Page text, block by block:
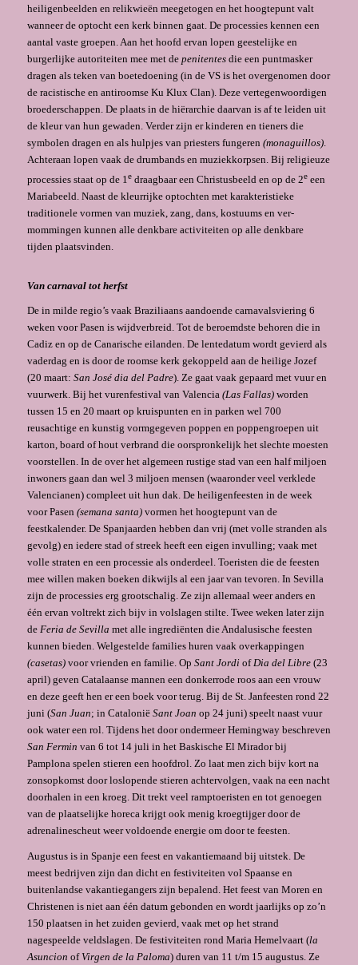
heiligenbeelden en relikwieën meegetogen en het hoog­tepunt valt
wanneer de optocht een kerk binnen gaat. De processies kennen een
aantal vaste groepen. Aan het hoofd ervan lopen geestelijke en
burgerlijke autoriteiten mee met de penitentesdie een puntmasker
dragen als teken van boetedoening (in de VS is het overgenomen door
de racistische en antiroomse Ku Klux Clan). Deze vertegenwoordigen
broederschappen. De plaats in de hiërarchie daarvan is af te leiden uit
de kleur van hun gewaden. Verder zijn er kinderen en tieners die
symbolen dragen en als hulpjes van priesters fungeren (monaguillos).
Achteraan lopen vaak de drumbands en muziekkorpsen. Bij religieuze
processies staat op de 1 edraagbaar een Christusbeeld en op de 2eeen
Mariabeeld. Naast de kleurrijke optochten met karakteristieke
traditionele vormen van muziek, zang, dans, kostuums en ver­
mommingen kunnen alle denkbare activiteiten op alle denkbare
tijden plaatsvinden.
Van carnaval tot herfst
De in milde regio’s vaak Braziliaans aandoende carnavalsviering 6
weken voor Pasen is wijd­verbreid. Tot de beroemdste behoren die in
Cadiz en op de Canarische eilanden. De lentedatum wordt gevierd als
vaderdag en is door de roomse kerk gekoppeld aan de heilige Jozef
(20 maart: San José dia del Padre). Ze gaat vaak gepaard met vuur en
vuurwerk. Bij het vurenfestival van Valencia (Las Fallas)worden
tussen 15 en 20 maart op kruispunten en in parken wel 700
reusachtige en kunstig vormgegeven poppen en poppengroepen uit
karton, board of hout verbrand die oorspronkelijk het slechte moesten
voorstellen. In de over het algemeen rustige stad van een half miljoen
inwoners gaan dan wel 3 miljoen mensen (waaronder veel verklede
Valencianen) compleet uit hun dak. De heiligenfeesten in de week
voor Pasen (semana santa)vormen het hoogtepunt van de
feestkalender. De Spanjaarden hebben dan vrij (met volle stranden als
gevolg) en iedere stad of streek heeft een eigen invulling; vaak met
volle straten en een processie als onderdeel. Toeristen die de feesten
mee willen maken boeken dikwijls al een jaar van tevoren. In Sevilla
zijn de processies erg grootschalig. Ze zijn allemaal weer anders en
één ervan voltrekt zich bijv in volslagen stilte. Twee weken later zijn
de Feria de Sevilla met alle ingrediënten die Andalusische feesten
kunnen bieden. Welgestelde families huren vaak overkappingen
(casetas)voor vrienden en familie. Op Sant Jordi of Dia del Libre(23
april) geven Catalaanse mannen een donkerrode roos aan een vrouw
en deze geeft hen er een boek voor terug. Bij de St. Janfeesten rond 22
juni (San Juan; in Catalonië Sant Joan op 24 juni) speelt naast vuur
ook water een rol. Tijdens het door ondermeer Hemingway beschreven
San Fermin van 6 tot 14 juli in het Baskische El Mirador bij
Pamplona spelen stieren een hoofdrol. Zo laat men zich bijv kort na
zonsop­komst door loslopende stieren achtervolgen, vaak na een nacht
doorhalen in een kroeg. Dit trekt veel ramptoeristen en tot genoegen
van de plaatselijke horeca krijgt ook menig kroegtijger door de
adrenalinescheut weer voldoende energie om door te feesten.
Augustus is in Spanje een feest en vakantiemaand bij uitstek. De
meest bedrijven zijn dan dicht en festiviteiten vol Spaanse en
buitenlandse vakantiegangers zijn bepalend. Het feest van Moren en
Christenen is niet aan één datum gebonden en wordt jaarlijks op zo’n
150 plaatsen in het zuiden ge­vierd, vaak met op het strand
nagespeelde veldslagen. De festiviteiten rond Maria Hemelvaart (la
Asuncion of Virgen de la Paloma) duren van 11 t/m 15 augustus. Ze